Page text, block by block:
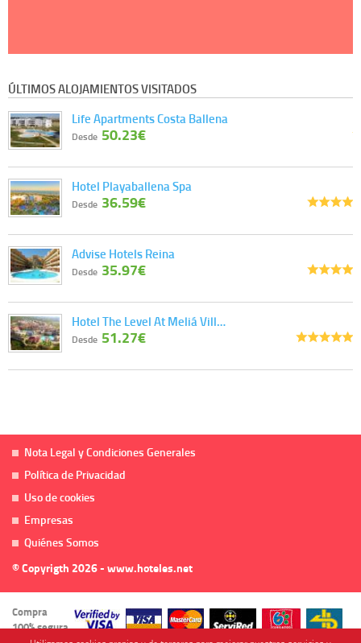
ÚLTIMOS ALOJAMIENTOS VISITADOS
Life Apartments Costa Ballena
Desde 50.23€
Hotel Playaballena Spa
Desde 36.59€
Advise Hotels Reina
Desde 35.97€
Hotel The Level At Meliá Vill…
Desde 51.27€
Nota Legal y Condiciones Generales
Política de Privacidad
Uso de cookies
Empresas
Quiénes Somos
© Copyrigth 2026 - www.hoteles.net
Compra
100% segura